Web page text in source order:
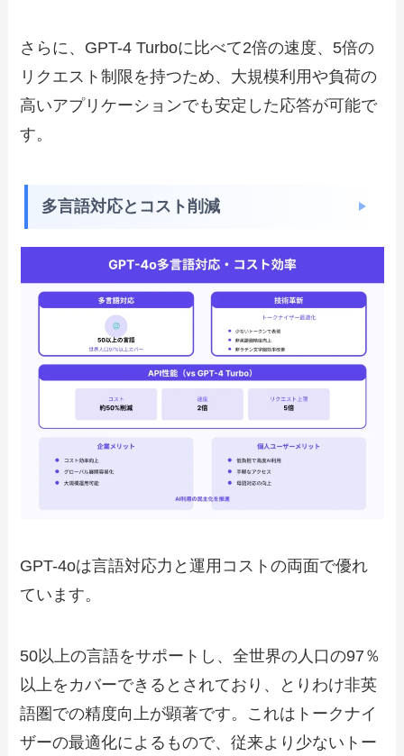
さらに、GPT-4 Turboに比べて2倍の速度、5倍の
リクエスト制限を持つため、大規模利用や負荷の
高いアプリケーションでも安定した応答が可能で
す。
多言語対応とコスト削減
GPT-4oは言語対応力と運用コストの両面で優れ
ています。
50以上の言語をサポートし、全世界の人口の97％
以上をカバーできるとされており、とりわけ非英
語圏での精度向上が顕著です。これはトークナイ
ザーの最適化によるもので、従来より少ないトー